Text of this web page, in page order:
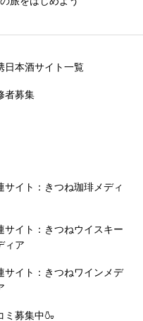
日本酒サイト一覧
者募集
サイト：きつね珈琲メディ
サイト：きつねウイスキー
ィア
サイト：きつねワインメデ
ミ募集中🍶